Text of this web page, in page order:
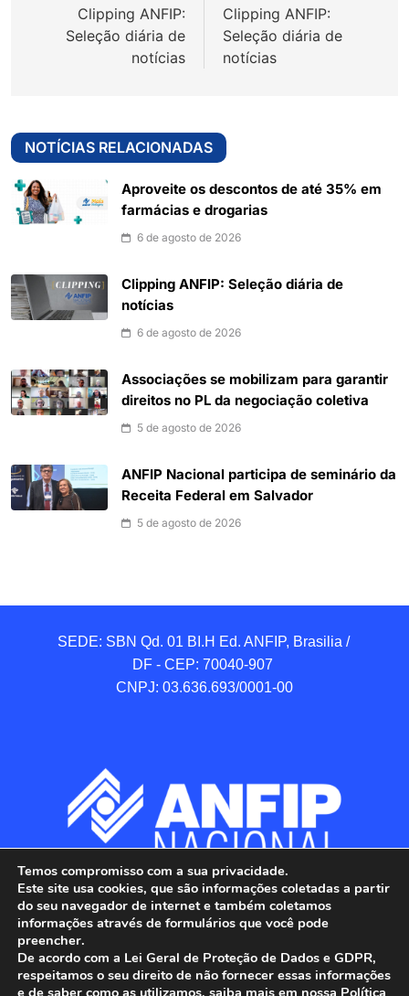
Post
Clipping ANFIP:
Seleção diária de
notícias
Clipping ANFIP:
Seleção diária de
notícias
NOTÍCIAS RELACIONADAS
Aproveite os descontos de até 35% em
farmácias e drogarias
6 de agosto de 2026
Clipping ANFIP: Seleção diária de
notícias
6 de agosto de 2026
Associações se mobilizam para garantir
direitos no PL da negociação coletiva
5 de agosto de 2026
ANFIP Nacional participa de seminário da
Receita Federal em Salvador
5 de agosto de 2026
SEDE: SBN Qd. 01 BI.H Ed. ANFIP, Brasilia /
DF - CEP: 70040-907
CNPJ: 03.636.693/0001-00
Temos compromisso com a sua privacidade.
Este site usa cookies, que são informações coletadas a partir
do seu navegador de internet e também coletamos
informações através de formulários que você pode
preencher.
De acordo com a Lei Geral de Proteção de Dados e GDPR,
respeitamos o seu direito de não fornecer essas informações
e de saber como as utilizamos, saiba mais em nossa Política